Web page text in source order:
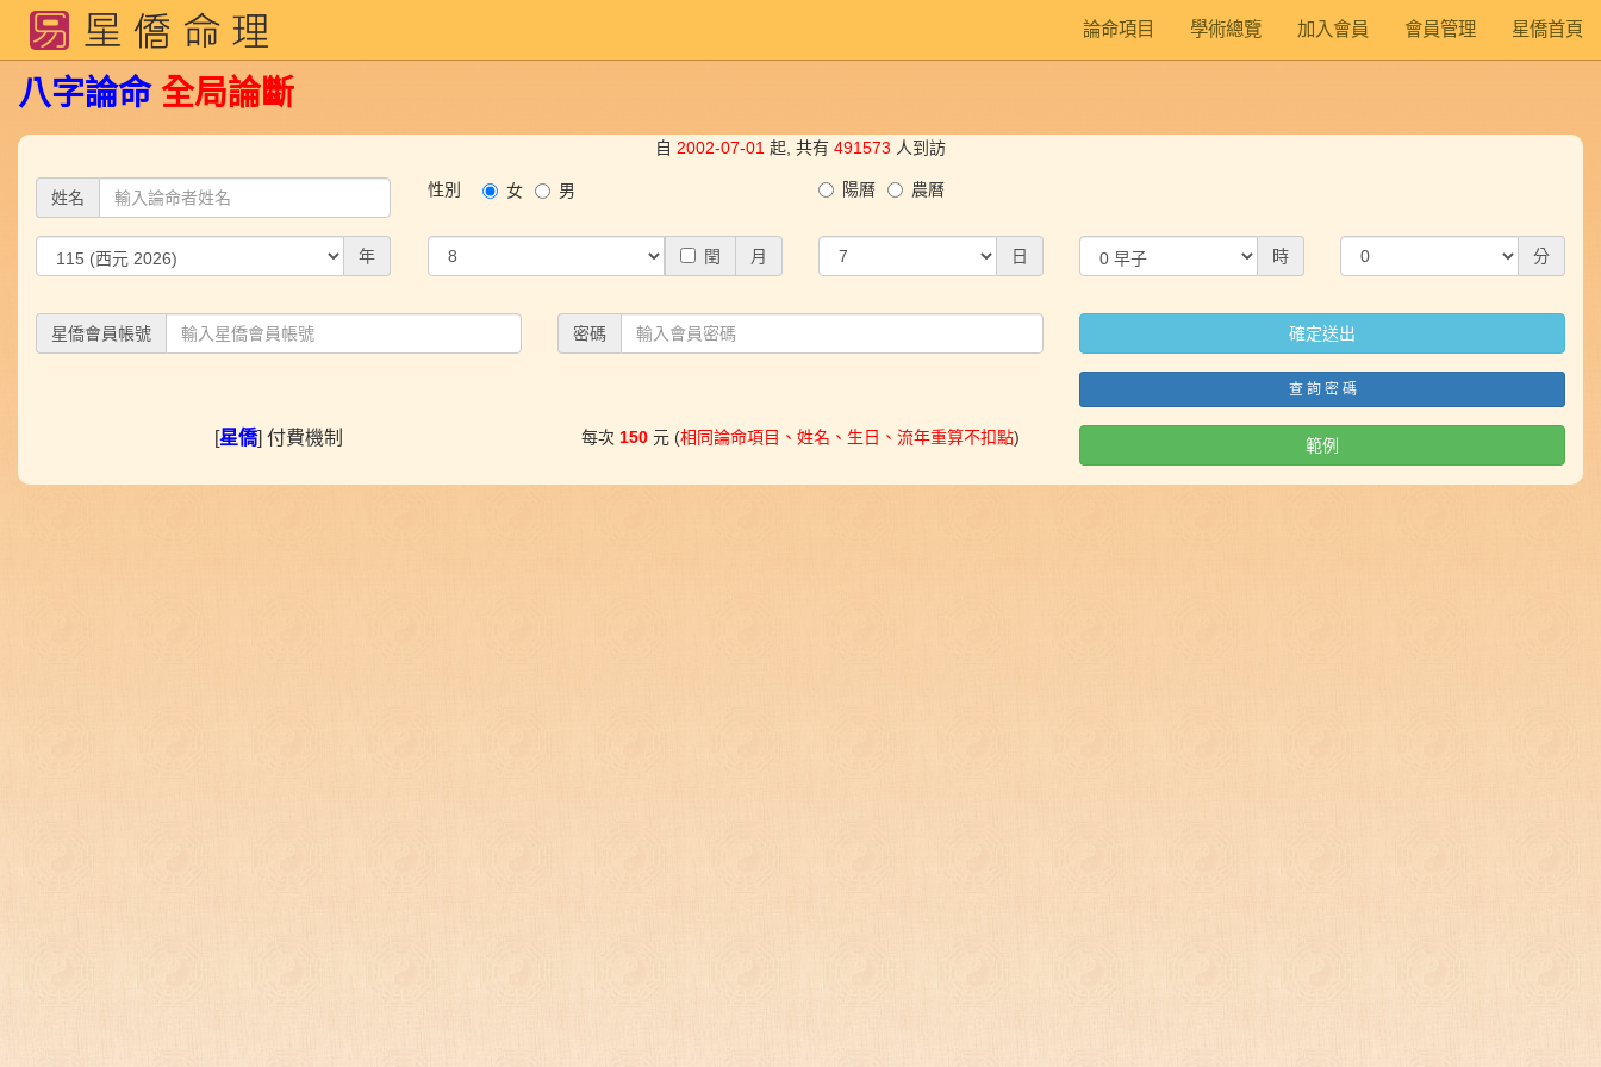
論命項目 學術總覽 加入會員 會員管理 星僑首頁
八字論命 全局論斷
自 2002-07-01 起, 共有 491573 人到訪
姓名 性別 女 男 陽曆 農曆
年 閏 月 日 時 分
星僑會員帳號 密碼
查 詢 密 碼
[星僑] 付費機制 每次 150 元 (相同論命項目、姓名、生日、流年重算不扣點) 範例